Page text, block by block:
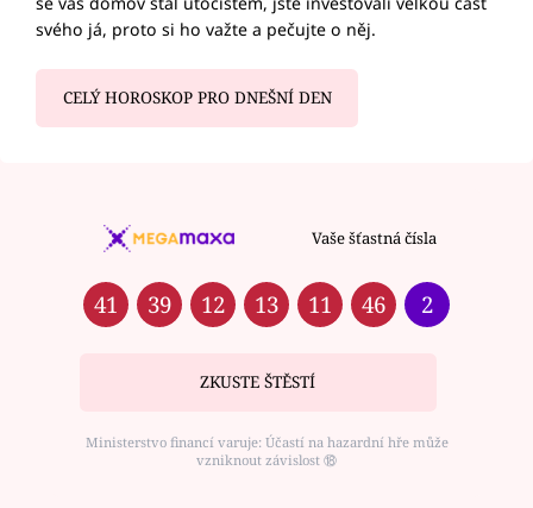
svého já, proto si ho važte a pečujte o něj.
CELÝ HOROSKOP PRO DNEŠNÍ DEN
Vaše šťastná čísla
41 39 12 13 11 46 2
ZKUSTE ŠTĚSTÍ
Ministerstvo financí varuje: Účastí na hazardní hře může
vzniknout závislost ⑱